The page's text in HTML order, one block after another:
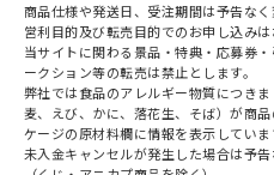
商品仕様や発送日、受注期間は予告なく
営利目的及び転売目的でのお申し込みは
当サイトに関わる景品・特典・応募券
ークション等の転売は禁止とします。
弊社では食品のアレルギー物質につき
麦、えび、かに、落花生、そば）が商
ケージの原材料欄に情報を表示していま
未入金キャンセルが発生した場合は予告